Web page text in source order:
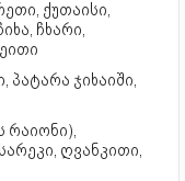
ქუთაისი,
ჩხარი,
პატარა ჯიხაიში,
რაიონი),
ღვანკითი,